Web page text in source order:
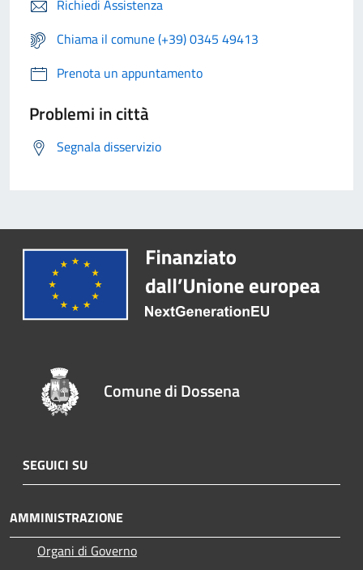
Richiedi Assistenza
Chiama il comune (+39) 0345 49413
Prenota un appuntamento
Problemi in città
Segnala disservizio
Comune di Dossena
SEGUICI SU
AMMINISTRAZIONE
Organi di Governo